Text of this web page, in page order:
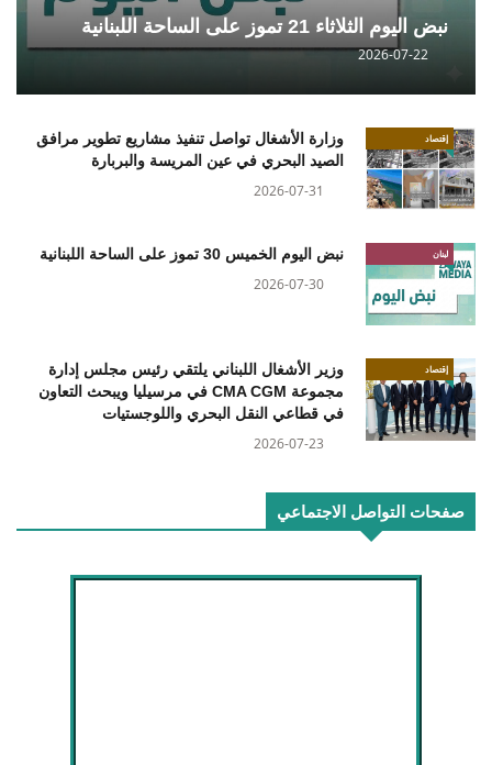
نبض اليوم الثلاثاء 21 تموز على الساحة اللبنانية
2026-07-22
إقتصاد
وزارة الأشغال تواصل تنفيذ مشاريع تطوير مرافق
الصيد البحري في عين المريسة والبربارة
2026-07-31
لبنان نبض اليوم الخميس 30 تموز على الساحة اللبنانية
2026-07-30
إقتصاد
وزير الأشغال اللبناني يلتقي رئيس مجلس إدارة
مجموعة CMA CGM في مرسيليا ويبحث التعاون
في قطاعي النقل البحري واللوجستيات
2026-07-23
صفحات التواصل الاجتماعي